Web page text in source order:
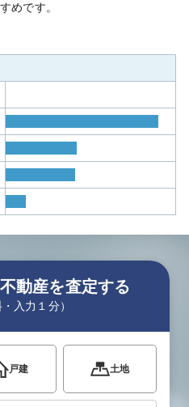
めです。
動産を査定する
入力１分）
戸建 土地